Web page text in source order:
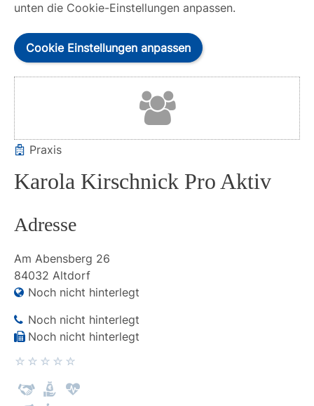
unten die Cookie-Einstellungen anpassen.
Cookie Einstellungen anpassen
Praxis
Karola Kirschnick Pro Aktiv
Adresse
Am Abensberg 26
84032 Altdorf
Noch nicht hinterlegt
Noch nicht hinterlegt
Noch nicht hinterlegt